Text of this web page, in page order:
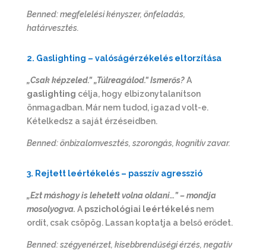
Benned: megfelelési kényszer, önfeladás,
határvesztés.
2. Gaslighting – valóságérzékelés eltorzítása
„Csak képzeled.” „Túlreagálod.” Ismerős?A
gaslighting célja, hogy elbizonytalanítson
önmagadban. Már nem tudod, igazad volt-e.
Kételkedsz a saját érzéseidben.
Benned: önbizalomvesztés, szorongás, kognitív zavar.
3. Rejtett leértékelés – passzív agresszió
„Ezt máshogy is lehetett volna oldani…” – mondja
mosolyogva. A pszichológiai leértékelésnem
ordít, csak csöpög. Lassan koptatja a belső erődet.
Benned: szégyenérzet, kisebbrendűségi érzés, negatív